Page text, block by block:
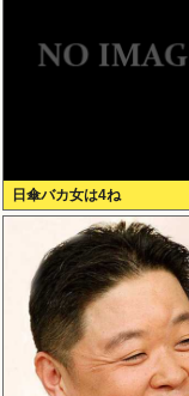
日傘バカ女は4ね